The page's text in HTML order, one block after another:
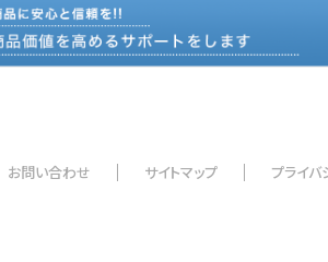
お問い合わせ サイトマップ プライバ